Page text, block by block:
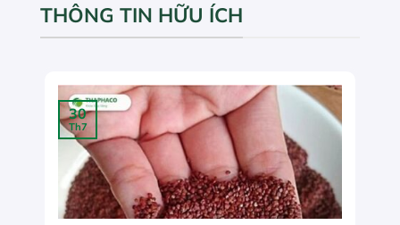
THÔNG TIN HỮU ÍCH
30
Th7